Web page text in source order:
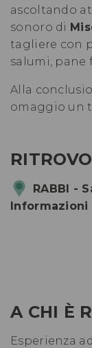
ascoltando
sonoro di
tagliere con
salumi, pane
Alla
omaggio un
RITROVO
RABBI -
Informazioni
A CHI È
Esperienza